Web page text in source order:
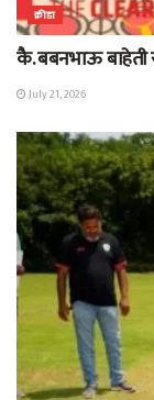
क्रीडा
कै. बबनभाऊ
July 21, 2026